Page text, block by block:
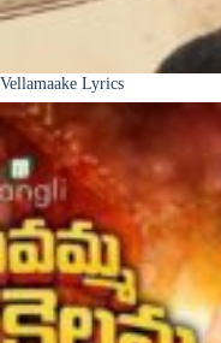
Vellamaake Lyrics